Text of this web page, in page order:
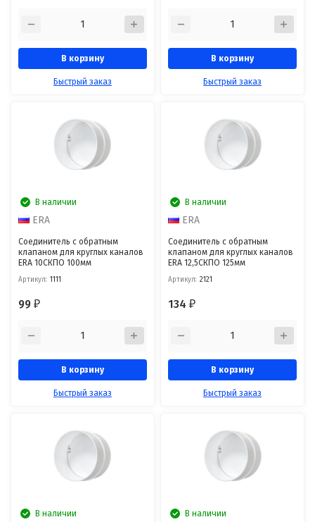
В корзину
Быстрый заказ
В корзину
Быстрый заказ
В наличии
ERA
Соединитель с обратным
клапаном для круглых каналов
ERA 10СКПО 100мм
Артикул: 1111
99₽
В корзину
Быстрый заказ
В наличии
ERA
Соединитель с обратным
клапаном для круглых каналов
ERA 12,5СКПО 125мм
Артикул: 2121
134₽
В корзину
Быстрый заказ
В наличии В наличии